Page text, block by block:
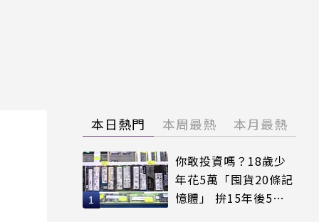
本日熱門 本周最熱 本月最熱
你敢投資嗎？18歲少
年花5萬「囤貨20條記
憶體」 拚15年後5倍